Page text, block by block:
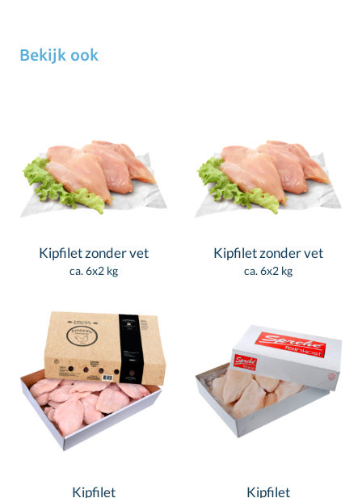
Bekijk ook
Kipfilet zonder vet
ca. 6x2 kg
Kipfilet zonder vet
ca. 6x2 kg
Kipfilet Kipfilet